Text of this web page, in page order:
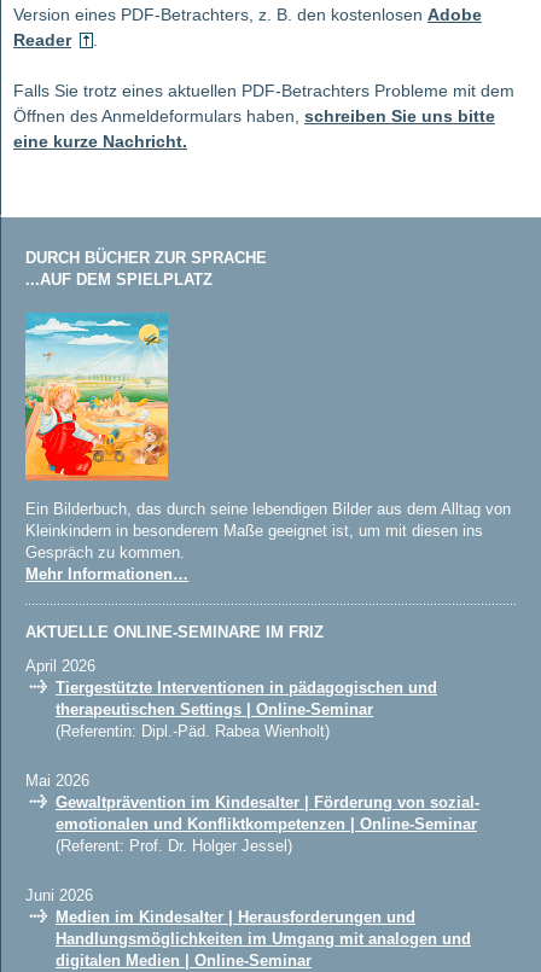
Version eines PDF-Betrachters, z. B. den kostenlosen Adobe
Reader
Falls Sie trotz eines aktuellen PDF-Betrachters Probleme mit dem
Öffnen des Anmeldeformulars haben, schreiben Sie uns bitte
eine kurze Nachricht.
DURCH BÜCHER ZUR SPRACHE
...AUF DEM SPIELPLATZ
Ein Bilderbuch, das durch seine lebendigen Bilder aus dem Alltag von
Kleinkindern in besonderem Maße geeignet ist, um mit diesen ins
Gespräch zu kommen.
Mehr Informationen…
AKTUELLE ONLINE-SEMINARE IM FRIZ
April 2026
Tiergestützte Interventionen in pädagogischen und
therapeutischen Settings | Online-Seminar
(Referentin: Dipl.-Päd. Rabea Wienholt)
Mai 2026
Gewaltprävention im Kindesalter | Förderung von sozial-
emotionalen und Konfliktkompetenzen | Online-Seminar
(Referent: Prof. Dr. Holger Jessel)
Juni 2026
Medien im Kindesalter | Herausforderungen und
Handlungsmöglichkeiten im Umgang mit analogen und
digitalen Medien | Online-Seminar